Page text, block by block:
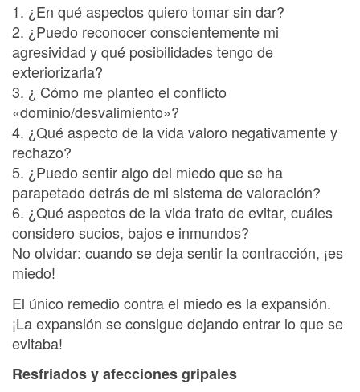
1. ¿En qué aspectos quiero tomar sin dar?
2. ¿Puedo reconocer conscientemente mi
agresividad y qué posibilidades tengo de
exteriorizarla?
3. ¿ Cómo me planteo el conflicto
«dominio/desvalimiento»?
4. ¿Qué aspecto de la vida valoro negativamente y
rechazo?
5. ¿Puedo sentir algo del miedo que se ha
parapetado detrás de mi sistema de valoración?
6. ¿Qué aspectos de la vida trato de evitar, cuáles
considero sucios, bajos e inmundos?
No olvidar: cuando se deja sentir la contracción, ¡es
miedo!
El único remedio contra el miedo es la expansión.
¡La expansión se consigue dejando entrar lo que se
evitaba!
Resfriados y afecciones gripales